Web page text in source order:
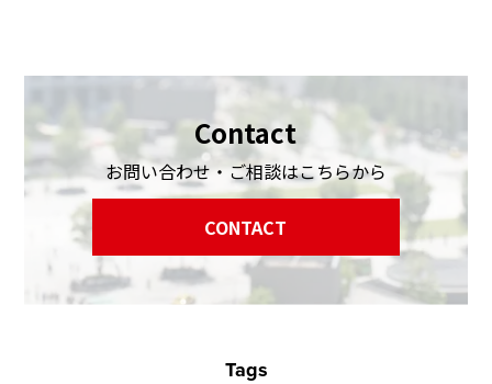
Contact
お問い合わせ・ご相談はこちらから
CONTACT
Tags